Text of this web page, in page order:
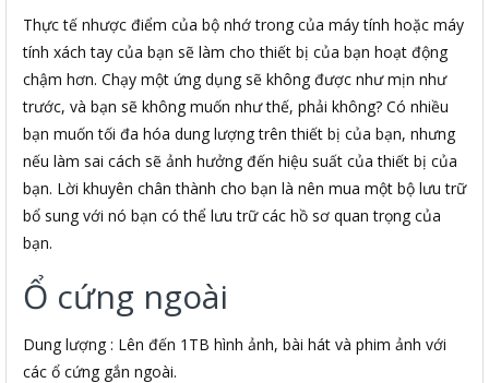
Thực tế nhược điểm của bộ nhớ trong của máy tính hoặc máy
tính xách tay của bạn sẽ làm cho thiết bị của bạn hoạt động
chậm hơn. Chạy một ứng dụng sẽ không được như mịn như
trước, và bạn sẽ không muốn như thế, phải không? Có nhiều
bạn muốn tối đa hóa dung lượng trên thiết bị của bạn, nhưng
nếu làm sai cách sẽ ảnh hưởng đến hiệu suất của thiết bị của
bạn. Lời khuyên chân thành cho bạn là nên mua một bộ lưu trữ
bổ sung với nó bạn có thể lưu trữ các hồ sơ quan trọng của
bạn.
Ổ cứng ngoài
Dung lượng : Lên đến 1TB hình ảnh, bài hát và phim ảnh với
các ổ cứng gắn ngoài.